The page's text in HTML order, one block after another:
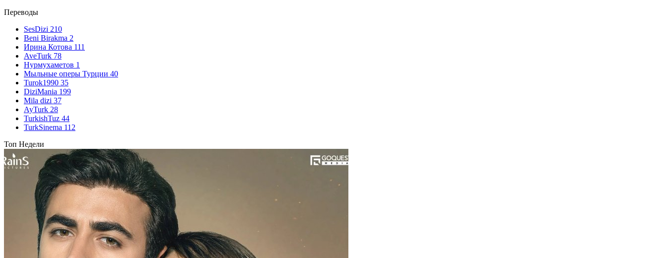
Переводы
SesDizi 210
Beni Birakma 2
Ирина Котова 111
AveTurk 78
Нурмухаметов 1
Мыльные оперы Турции 40
Turok1990 35
DiziMania 199
Mila dizi 37
AyTurk 28
TurkishTuz 44
TurkSinema 112
Топ Недели